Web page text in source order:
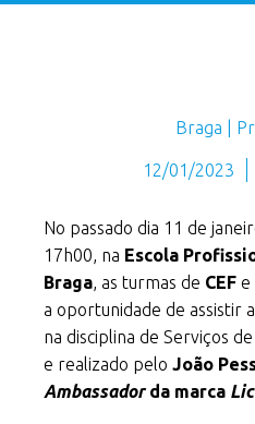
Braga |
12/01/2023
No passado dia 11 de
17h00, na Escola
Braga , as turmas de CEF e
a oportunidade de assistir
na disciplina de Serviços
e realizado pelo João
Ambassadorda marca